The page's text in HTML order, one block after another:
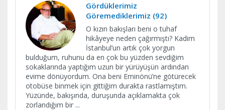
Gördüklerimiz
Göremediklerimiz (92)
O kızın bakışları beni o tuhaf
hikâyeye neden çağırmıştı? Kadim
İstanbul’un artık çok yorgun
bulduğum, ruhunu da en çok bu yüzden sevdiğim
sokaklarında yaptığım uzun bir yürüyüşün ardından
evime dönüyordum. Ona beni Eminönü’ne götürecek
otobüse binmek için gittiğim durakta rastlamıştım.
Yüzünde, bakışında, duruşunda açıklamakta çok
zorlandığım bir ...